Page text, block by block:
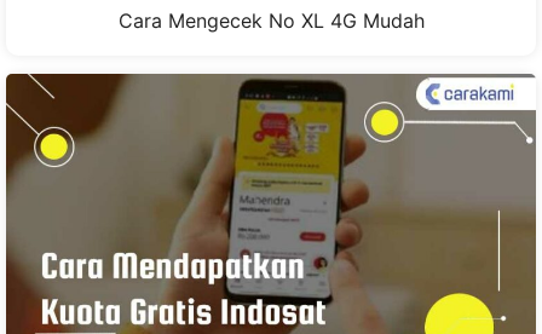
Cara Mengecek No XL 4G Mudah